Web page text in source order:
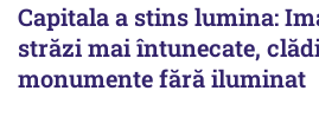
Capitala a stins lumina:
străzi mai întunecate,
monumente fără iluminat